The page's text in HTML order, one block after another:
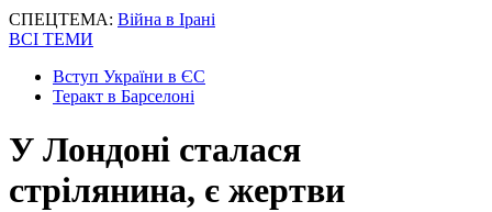
СПЕЦТЕМА: Війна в Ірані
ВСІ ТЕМИ
Вступ України в ЄС
Теракт в Барселоні
У Лондоні сталася
стрілянина, є жертви